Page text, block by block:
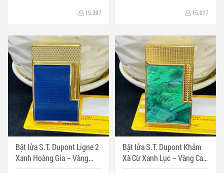
15.397 15.017
Bật lửa S.T. Dupont Ligne 2
Xanh Hoàng Gia – Vàng
Signature | Chuẩn mực
Bật lửa S.T. Dupont Khảm
Xà Cừ Xanh Lục – Vàng Cao
Cấp - Dupont phong cách